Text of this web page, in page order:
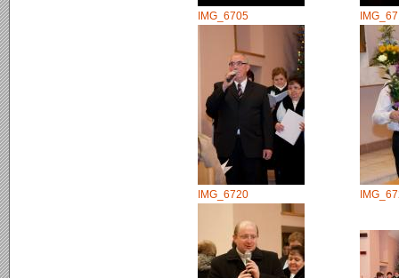
IMG_6705
IMG_6720